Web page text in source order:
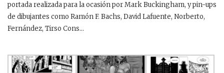
portada realizada para la ocasión por Mark Buckingham, y pin-ups
de dibujantes como Ramón F. Bachs, David Lafuente, Norberto,
Fernández, Tirso Cons…